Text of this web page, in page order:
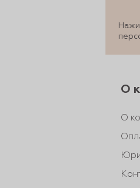
О
О